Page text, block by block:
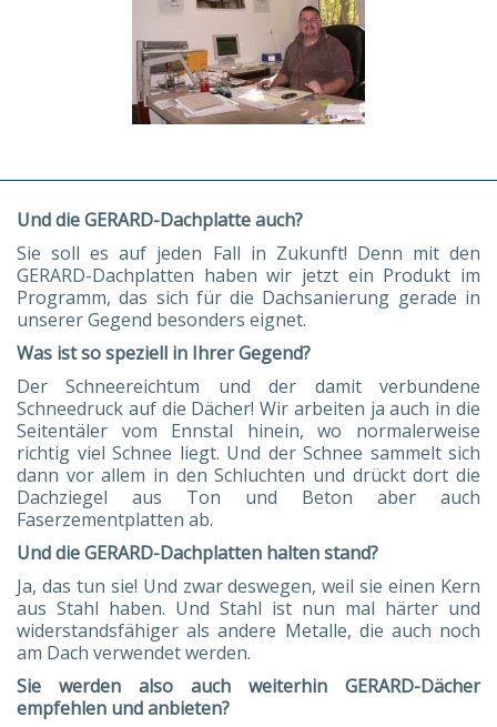
Und die GERARD-Dachplatte auch?
Sie soll es auf jeden Fall in Zukunft! Denn mit den
GERARD-Dachplatten haben wir jetzt ein Produkt im
Programm, das sich für die Dachsanierung gerade in
unserer Gegend besonders eignet.
Was ist so speziell in Ihrer Gegend?
Der Schneereichtum und der damit verbundene
Schneedruck auf die Dächer! Wir arbeiten ja auch in die
Seitentäler vom Ennstal hinein, wo normalerweise
richtig viel Schnee liegt. Und der Schnee sammelt sich
dann vor allem in den Schluchten und drückt dort die
Dachziegel aus Ton und Beton aber auch
Faserzementplatten ab.
Und die GERARD-Dachplatten halten stand?
Ja, das tun sie! Und zwar deswegen, weil sie einen Kern
aus Stahl haben. Und Stahl ist nun mal härter und
widerstandsfähiger als andere Metalle, die auch noch
am Dach verwendet werden.
Sie werden also auch weiterhin GERARD-Dächer
empfehlen und anbieten?